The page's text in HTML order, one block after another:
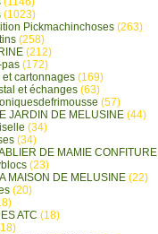
(1023)
Pickmachinchoses (263)
(258)
(212)
pas (172)
et cartonnages (169)
et échanges (63)
(57)
JARDIN DE MELUSINE (44)
(34)
(34)
DE MAMIE CONFITURE
(23)
MAISON DE MELUSINE (22)
(20)
ATC (18)